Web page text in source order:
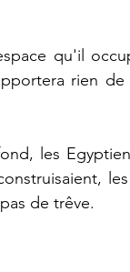
qu'il
rien de
les
de trêve.